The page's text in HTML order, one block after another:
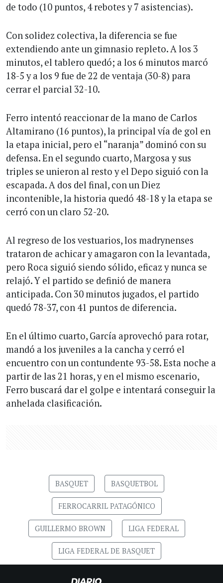
de todo (10 puntos, 4 rebotes y 7 asistencias).
Con solidez colectiva, la diferencia se fue
extendiendo ante un gimnasio repleto. A los 3
minutos, el tablero quedó; a los 6 minutos marcó
18-5 y a los 9 fue de 22 de ventaja (30-8) para
cerrar el parcial 32-10.
Ferro intentó reaccionar de la mano de Carlos
Altamirano (16 puntos), la principal vía de gol en
la etapa inicial, pero el “naranja” dominó con su
defensa. En el segundo cuarto, Margosa y sus
triples se unieron al resto y el Depo siguió con la
escapada. A dos del final, con un Diez
incontenible, la historia quedó 48-18 y la etapa se
cerró con un claro 52-20.
Al regreso de los vestuarios, los madrynenses
trataron de achicar y amagaron con la levantada,
pero Roca siguió siendo sólido, eficaz y nunca se
relajó. Y el partido se definió de manera
anticipada. Con 30 minutos jugados, el partido
quedó 78-37, con 41 puntos de diferencia.
En el último cuarto, García aprovechó para rotar,
mandó a los juveniles a la cancha y cerró el
encuentro con un contundente 93-58. Esta noche a
partir de las 21 horas, y en el mismo escenario,
Ferro buscará dar el golpe e intentará conseguir la
anhelada clasificación.
BASQUET BASQUETBOL
FERROCARRIL PATAGÓNICO
GUILLERMO BROWN LIGA FEDERAL
LIGA FEDERAL DE BASQUET